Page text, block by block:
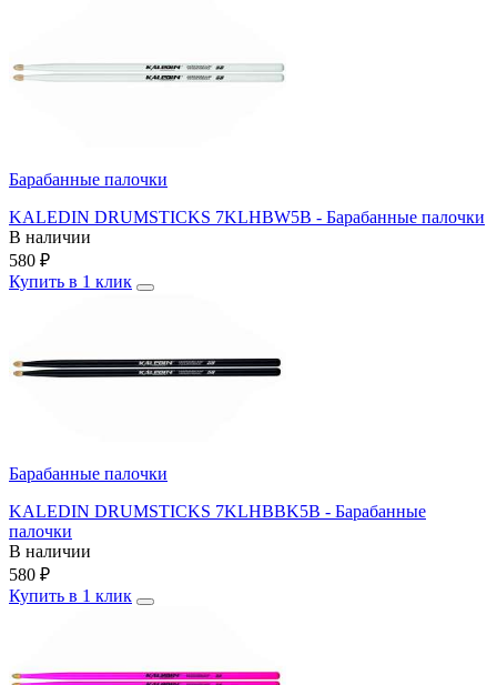
Барабанные палочки
KALEDIN DRUMSTICKS 7KLHBW5B - Барабанные палочки
В наличии
580 ₽
Купить в 1 клик
Барабанные палочки
KALEDIN DRUMSTICKS 7KLHBBK5B - Барабанные
палочки
В наличии
580 ₽
Купить в 1 клик